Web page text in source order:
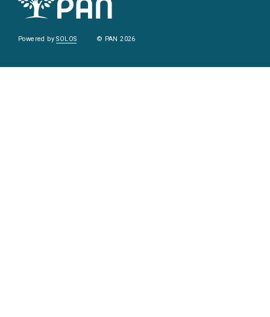
Powered bySOLOS © PAN 2026